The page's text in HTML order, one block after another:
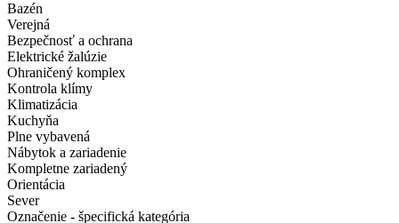
Bazén
Verejná
Bezpečnosť a ochrana
Elektrické žalúzie
Ohraničený komplex
Kontrola klímy
Klimatizácia
Kuchyňa
Plne vybavená
Nábytok a zariadenie
Kompletne zariadený
Orientácia
Sever
Označenie - špecifická kategória